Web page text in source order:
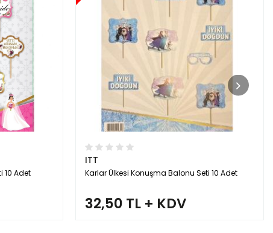
10 Adet
ITT
Karlar Ülkesi Konuşma Balonu Seti 10 Adet
32,50 TL + KDV